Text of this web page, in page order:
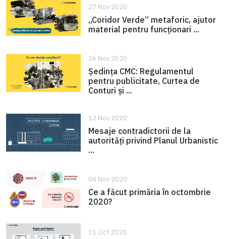
27 Nov 2020
„Coridor Verde” metaforic, ajutor
material pentru funcționari ...
26 Nov 2020
Ședința CMC: Regulamentul
pentru publicitate, Curtea de
Conturi și ...
12 Nov 2020
Mesaje contradictorii de la
autorități privind Planul Urbanistic
...
04 Nov 2020
Ce a făcut primăria în octombrie
2020?
31 Oct 2020